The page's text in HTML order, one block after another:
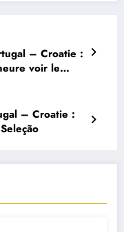
– Croatie :
voir le
– Croatie :